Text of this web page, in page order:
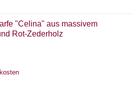
"Celina" aus massivem
Rot-Zederholz